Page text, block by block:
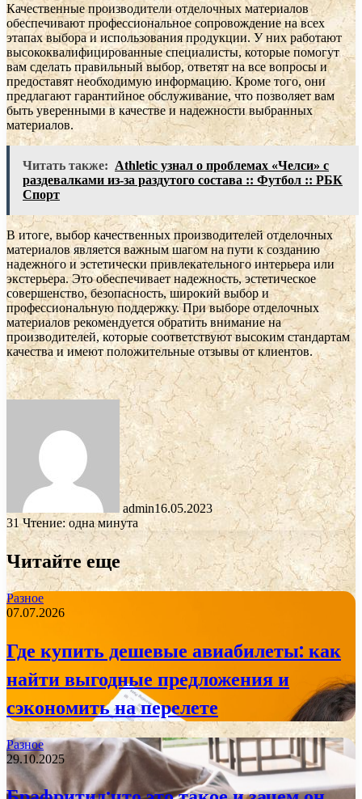
Качественные производители отделочных материалов
обеспечивают профессиональное сопровождение на всех
этапах выбора и использования продукции. У них работают
высококвалифицированные специалисты, которые помогут
вам сделать правильный выбор, ответят на все вопросы и
предоставят необходимую информацию. Кроме того, они
предлагают гарантийное обслуживание, что позволяет вам
быть уверенными в качестве и надежности выбранных
материалов.
Читать также: Athletic узнал о проблемах «Челси» с
раздевалками из-за раздутого состава :: Футбол :: РБК
Спорт
В итоге, выбор качественных производителей отделочных
материалов является важным шагом на пути к созданию
надежного и эстетически привлекательного интерьера или
экстерьера. Это обеспечивает надежность, эстетическое
совершенство, безопасность, широкий выбор и
профессиональную поддержку. При выборе отделочных
материалов рекомендуется обратить внимание на
производителей, которые соответствуют высоким стандартам
качества и имеют положительные отзывы от клиентов.
admin16.05.2023
31Чтение: одна минута
Читайте еще
Разное
07.07.2026
Где купить дешевые авиабилеты: как
найти выгодные предложения и
сэкономить на перелете
Разное
29.10.2025